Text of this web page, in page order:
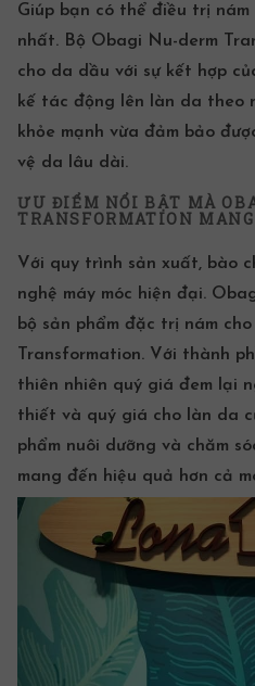
Giúp bạn có thể điều trị nám
nhất. Bộ Obagi Nu-derm
cho da dầu với sự kết hợp
kế tác động lên làn da theo
khỏe mạnh vừa đảm bảo
vệ da lâu dài.
ƯU ĐIỂM NỔI BẬT MÀ
TRANSFORMATION
Với quy trình sản xuất, bào
nghệ máy móc hiện đại.
bộ sản phẩm đặc trị nám
Transformation. Với thành
thiên nhiên quý giá đem lại
thiết và quý giá cho làn da
phẩm nuôi dưỡng và chăm
mang đến hiệu quả hơn cả